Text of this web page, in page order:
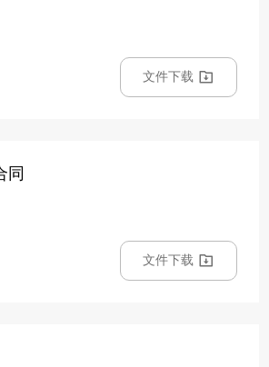
文件下载
同
文件下载